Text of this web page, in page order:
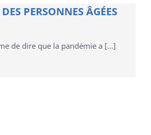
PERSONNES ÂGÉES
de dire que la pandémie a [...]